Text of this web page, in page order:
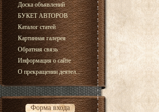
Доска объявлений
БУКЕТ АВТОРОВ
Каталог статей
Картинная галерея
Обратная связь
Информация о сайте
О прекращении деятел...
Форма входа